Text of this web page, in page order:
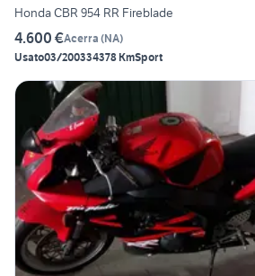
Honda CBR 954 RR Fireblade
4.600 €Acerra (NA)
Usato03/200334378 KmSport